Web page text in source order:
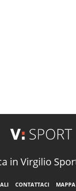
in Virgilio
CONTATTACI